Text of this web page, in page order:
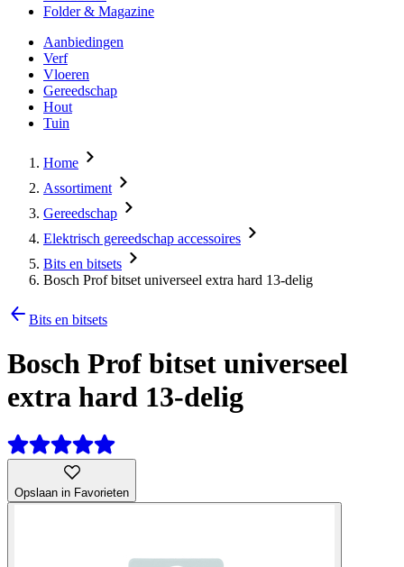
Folder & Magazine
Aanbiedingen
Verf
Vloeren
Gereedschap
Hout
Tuin
Home
Assortiment
Gereedschap
Elektrisch gereedschap accessoires
Bits en bitsets
Bosch Prof bitset universeel extra hard 13-delig
Bits en bitsets
Bosch Prof bitset universeel
extra hard 13-delig
Opslaan in Favorieten